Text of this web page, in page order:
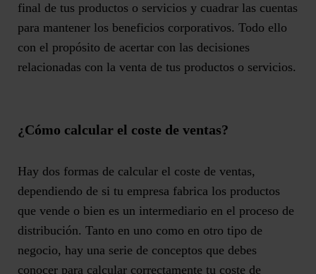
final de tus productos o servicios y cuadrar las cuentas
para mantener los beneficios corporativos. Todo ello
con el propósito de acertar con las decisiones
relacionadas con la venta de tus productos o servicios.
¿Cómo calcular el coste de ventas?
Hay dos formas de calcular el coste de ventas,
dependiendo de si tu empresa fabrica los productos
que vende o bien es un intermediario en el proceso de
distribución. Tanto en uno como en otro tipo de
negocio, hay una serie de conceptos que debes
conocer para calcular correctamente tu coste de